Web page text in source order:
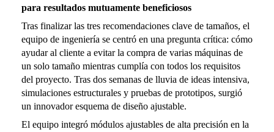
para resultados mutuamente beneficiosos
Tras finalizar las tres recomendaciones clave de tamaños, el
equipo de ingeniería se centró en una pregunta crítica: cómo
ayudar al cliente a evitar la compra de varias máquinas de
un solo tamaño mientras cumplía con todos los requisitos
del proyecto. Tras dos semanas de lluvia de ideas intensiva,
simulaciones estructurales y pruebas de prototipos, surgió
un innovador esquema de diseño ajustable.
El equipo integró módulos ajustables de alta precisión en la